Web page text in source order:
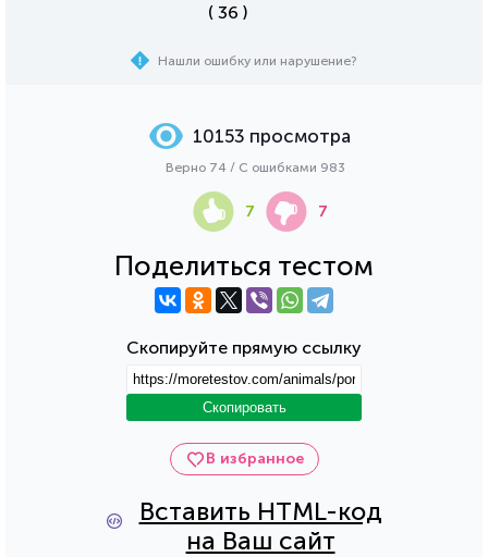
( 36 )
Нашли ошибку или нарушение?
В избранное
Вставить HTML-код
на Ваш сайт
Поделиться тестом
Скопируйте прямую ссылку
Скопировать
10153 просмотра
Верно 74 / С ошибками 983
7 7